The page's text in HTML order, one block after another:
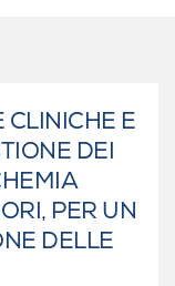
E
DEI
PER UN
DELLE